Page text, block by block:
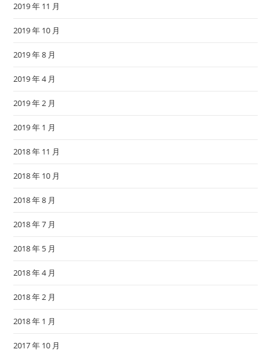
2019 年 11 月
2019 年 10 月
2019 年 8 月
2019 年 4 月
2019 年 2 月
2019 年 1 月
2018 年 11 月
2018 年 10 月
2018 年 8 月
2018 年 7 月
2018 年 5 月
2018 年 4 月
2018 年 2 月
2018 年 1 月
2017 年 10 月